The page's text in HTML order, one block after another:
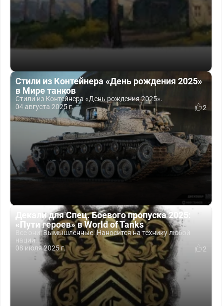
Стили из Контейнера «День рождения 2025»
в Мире танков
Стили из Контейнера «День рождения 2025».
04 августа 2025 г.
2
Декали для Спец. Боевого пропуска 2025:
«Пути героев» в World of Tanks
Все они: Вымышленные. Наносится на технику любой
нации...
08 июля 2025 г.
2